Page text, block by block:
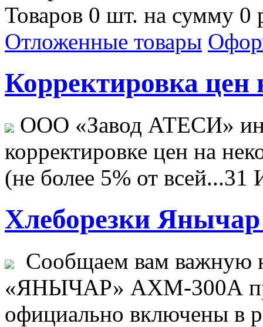
Товаров 0 шт. на сумму 0
Отложенные товары
Корректировка цен
ООО «Завод АТЕСИ»
корректировке цен на
(не более 5% от всей...31
Хлеборезки Янычар
Сообщаем вам важную
«ЯНЫЧАР» АХМ-300А
официально включены в